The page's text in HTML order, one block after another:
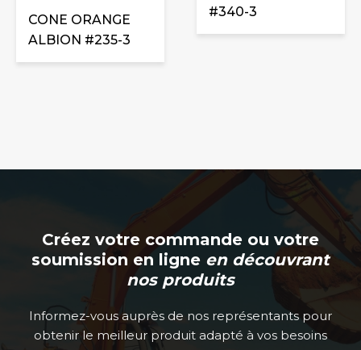
CONE ORANGE
ALBION #235-3
#340-3
Créez votre commande ou votre
soumission en ligne en découvrant
nos produits
Informez-vous auprès de nos représentants pour
obtenir le meilleur produit adapté à vos besoins